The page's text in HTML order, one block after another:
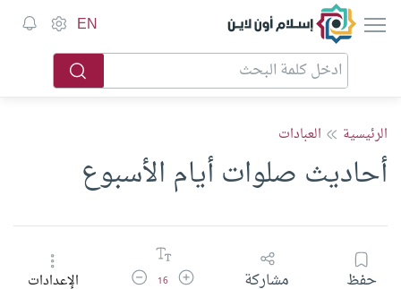
إسلام أون لاين EN
الرئيسية العبادات
أحاديث صلوات أيام الأسبوع
حفظ مشاركة زيادة حجم الخط
16 تقليل حجم الخطالإعدادات